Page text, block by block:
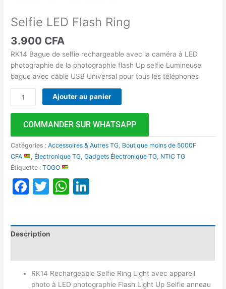
Selfie LED Flash Ring
3.900 CFA
RK14 Bague de selfie rechargeable avec la caméra à LED
photographie de la photographie flash Up selfie Lumineuse
bague avec câble USB Universal pour tous les téléphones
Ajouter au panier
COMMANDER SUR WHATSAPP
Catégories :Accessoires & Autres TG, Boutique moins de 5000F
CFA
, Électronique TG,Gadgets Électronique TG, NTIC TG
Étiquette :TOGO
Facebook
TwitterWhatsApp
Description
RK14 Rechargeable Selfie Ring Light avec appareil
photo à LED photographie Flash Light Up Selfie anneau